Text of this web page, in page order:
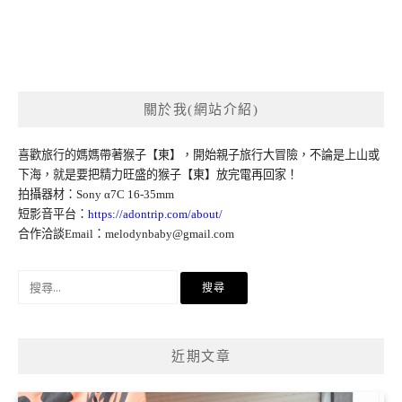
關於我(網站介紹)
喜歡旅行的媽媽帶著猴子【東】，開始親子旅行大冒險，不論是上山或
下海，就是要把精力旺盛的猴子【東】放完電再回家！
拍攝器材：Sony α7C 16-35mm
短影音平台： https://adontrip.com/about/
合作洽談Email： melodynbaby@gmail.com
近期文章